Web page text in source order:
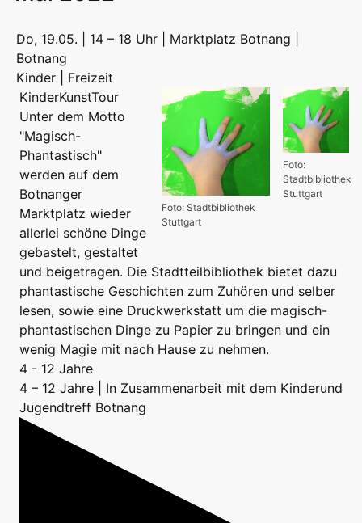
Do, 19.05. | 14 – 18 Uhr | Marktplatz Botnang |
Botnang
Kinder | Freizeit
Foto:
Stadtbibliothek
Stuttgart
Foto: Stadtbibliothek
Stuttgart
KinderKunstTour
Unter dem Motto
"Magisch-
Phantastisch"
werden auf dem
Botnanger
Marktplatz wieder
allerlei schöne Dinge
gebastelt, gestaltet
und beigetragen. Die Stadtteilbibliothek bietet dazu
phantastische Geschichten zum Zuhören und selber
lesen, sowie eine Druckwerkstatt um die magisch-
phantastischen Dinge zu Papier zu bringen und ein
wenig Magie mit nach Hause zu nehmen.
4 - 12 Jahre
4 – 12 Jahre | In Zusammenarbeit mit dem Kinderund
Jugendtreff Botnang